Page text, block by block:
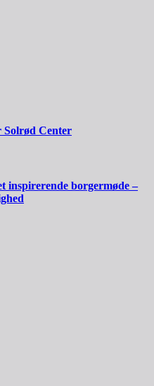
Solrød Center
inspirerende borgermøde –